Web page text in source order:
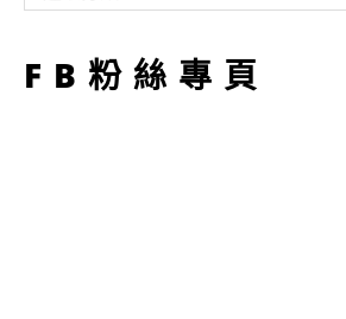
型
FB粉絲專頁